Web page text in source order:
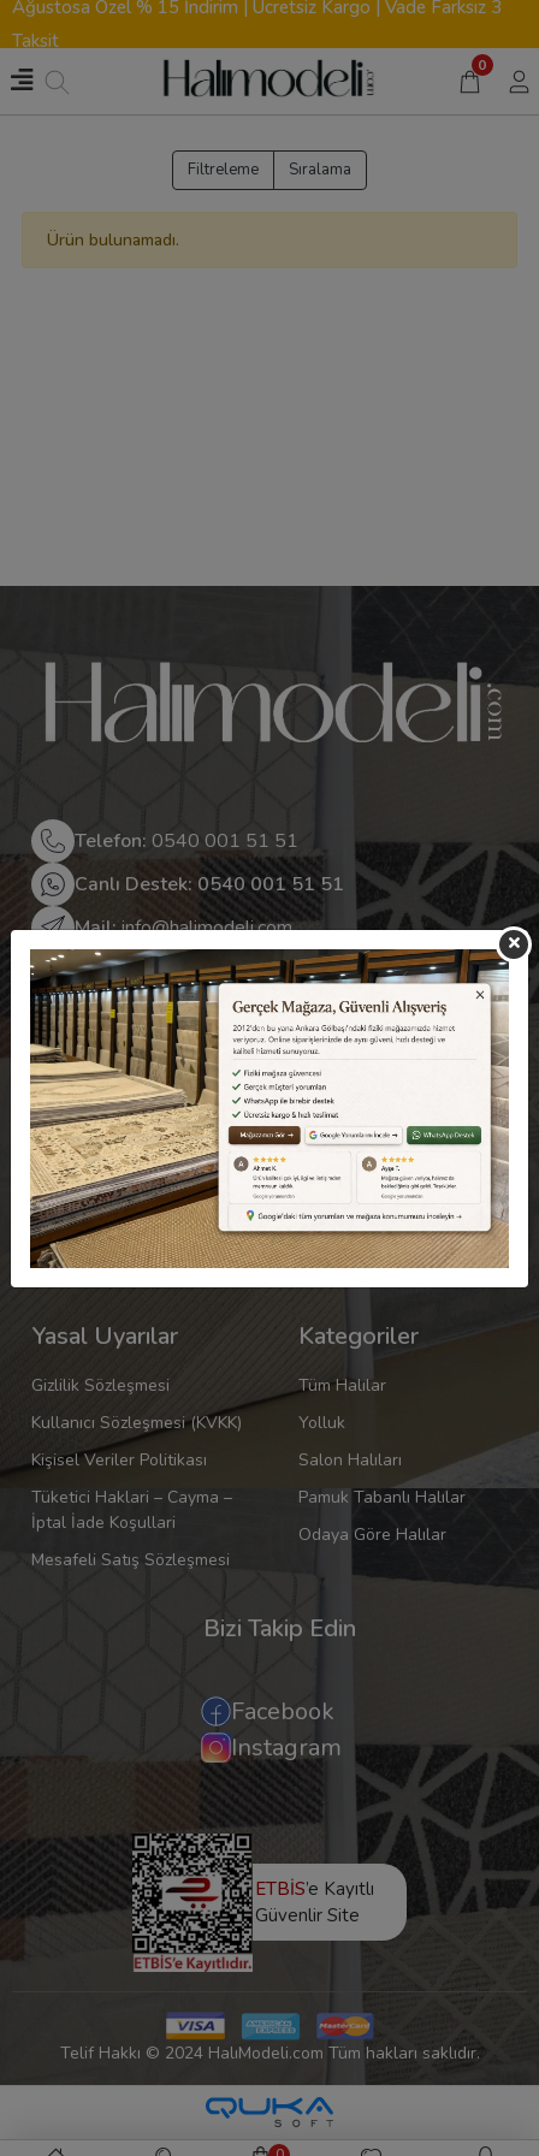
Ağustosa Özel % 15 İndirim | Ücretsiz Kargo | Vade Farksız 3
Taksit
0
Filtreleme Sıralama
Ürün bulunamadı.
Telefon: 0540 001 51 51
Canlı Destek: 0540 001 51 51
Mail:info@halimodeli.com
Adres:Seğmenler Mah. Oğuz Kağan Usta Cad
No:57/A Gölbaşı/ANKARA, Ankara, Turkey 06830
Kurumsal
Hakkımızda
Mağazamız
İletişim
Sıkça Sorulan Sorular
Yardım
Sipariş Takip
Havale Bildirimleri
Yasal Uyarılar
Gizlilik Sözleşmesi
Kullanıcı Sözleşmesi (KVKK)
Kişisel Veriler Politikası
Tüketici Haklari – Cayma –
İptal İade Koşullari
Mesafeli Satış Sözleşmesi
Kategoriler
Tüm Halılar
Yolluk
Salon Halıları
Pamuk Tabanlı Halılar
Odaya Göre Halılar
Bizi Takip Edin
Facebook
Instagram
ETBİS’e Kayıtlı
Güvenlir Site
Telif Hakkı © 2024 HalıModeli.com Tüm hakları saklıdır.